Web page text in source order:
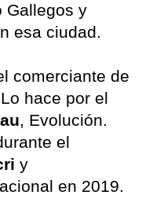
Gallegos y
esa ciudad.
comerciante de
hace por el
, Evolución.
el
y
en 2019.